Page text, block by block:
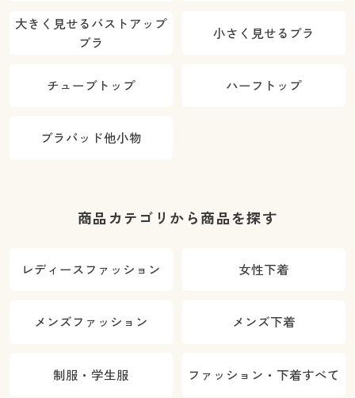
大きく見せるバストアップ
ブラ
小さく見せるブラ
チューブトップ ハーフトップ
ブラパッド他小物
商品カテゴリから商品を探す
レディースファッション 女性下着
メンズファッション メンズ下着
制服・学生服 ファッション・下着すべて